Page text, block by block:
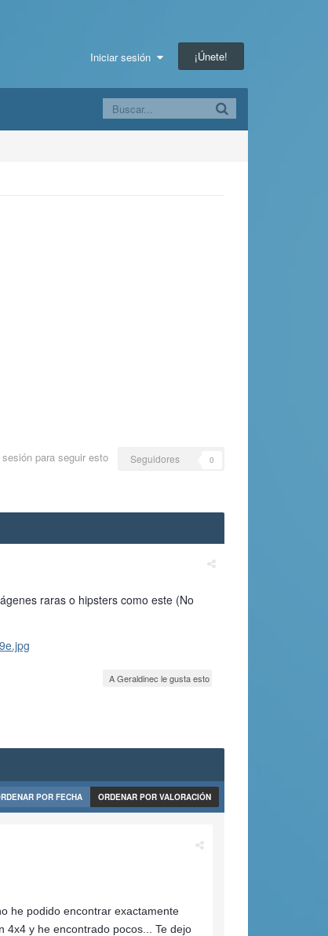
Iniciar sesión ¡Únete!
para seguir esto Seguidores 0
raras o hipsters como este (No
A Geraldinec le gusta esto
ORDENAR POR VALORACIÓN
POR FECHA
he podido encontrar exactamente
4x4 y he encontrado pocos... Te dejo